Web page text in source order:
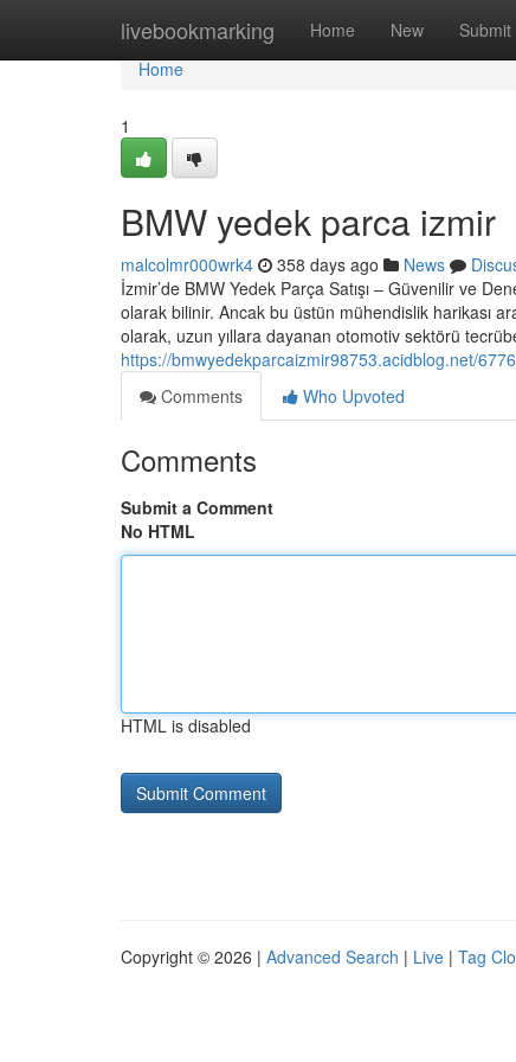
livebookmarking Home New Submit
Home
Home
1
BMW yedek parca izmir
malcolmr000wrk4 358 days ago News
İzmir’de BMW Yedek Parça Satışı – Güvenilir ve
olarak bilinir. Ancak bu üstün mühendislik harikası
olarak, uzun yıllara dayanan otomotiv sektörü
https://bmwyedekparcaizmir98753.acidblog.net/
Comments
Who Upvoted
Comments
Submit a Comment
No HTML
HTML is disabled
Copyright © 2026 | Advanced Search | Live | Tag